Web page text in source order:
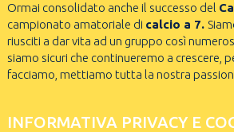
Ormai consolidato anche il successo del
campionato amatoriale di calcio a 7.
riusciti a dar vita ad un gruppo così
siamo sicuri che continueremo a crescere,
facciamo, mettiamo tutta la nostra
INFORMATIVA PRIVACY E